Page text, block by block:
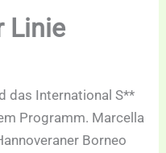
Linie
das International S**
Programm. Marcella
Borneo